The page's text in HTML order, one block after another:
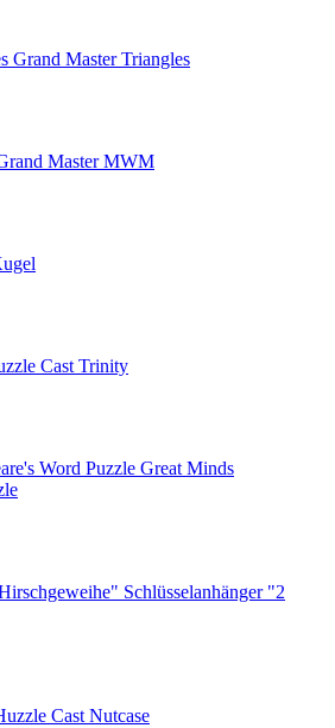
Grand Master Triangles
Master MWM
Cast Trinity
Great Minds
Schlüsselanhänger "2
Cast Nutcase